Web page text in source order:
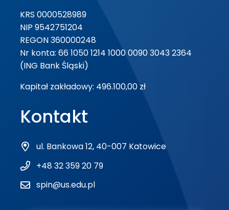
KRS 0000528989
NIP 9542751204
REGON 360000248
Nr konta: 66 1050 1214 1000 0090 3043 2364
(ING Bank Śląski)
Kapitał zakładowy: 496.100,00 zł
Kontakt
ul. Bankowa 12, 40-007 Katowice
+48 32 359 20 79
spin@us.edu.pl